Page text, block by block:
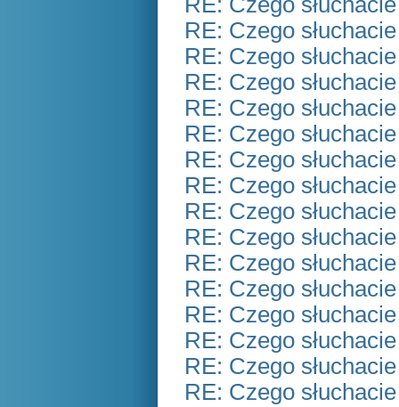
RE: Czego
RE: Czego
RE: Czego
RE: Czego
RE: Czego
RE: Czego
RE: Czego
RE: Czego
RE: Czego
RE: Czego
RE: Czego
RE: Czego
RE: Czego
RE: Czego
RE: Czego